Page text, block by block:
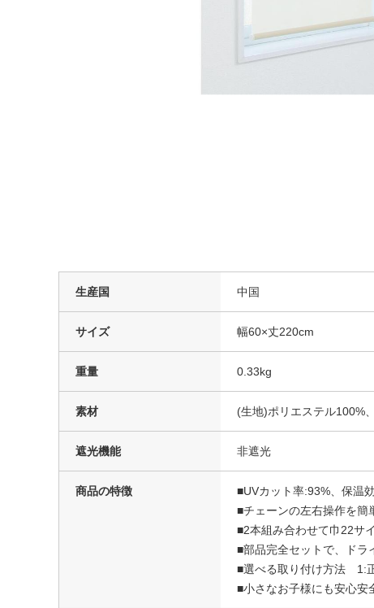
生産国 中国
サイズ 幅60×丈220cm
重量 0.33kg
素材 (生地)ポリエステル100%
遮光機能 非遮光
商品の特徴
■UVカット率:93%、保温
■チェーンの左右操作を簡
■2本組み合わせて巾22サ
■部品完全セットで、ドラ
■選べる取り付け方法 1:
■小さなお子様にも安心安